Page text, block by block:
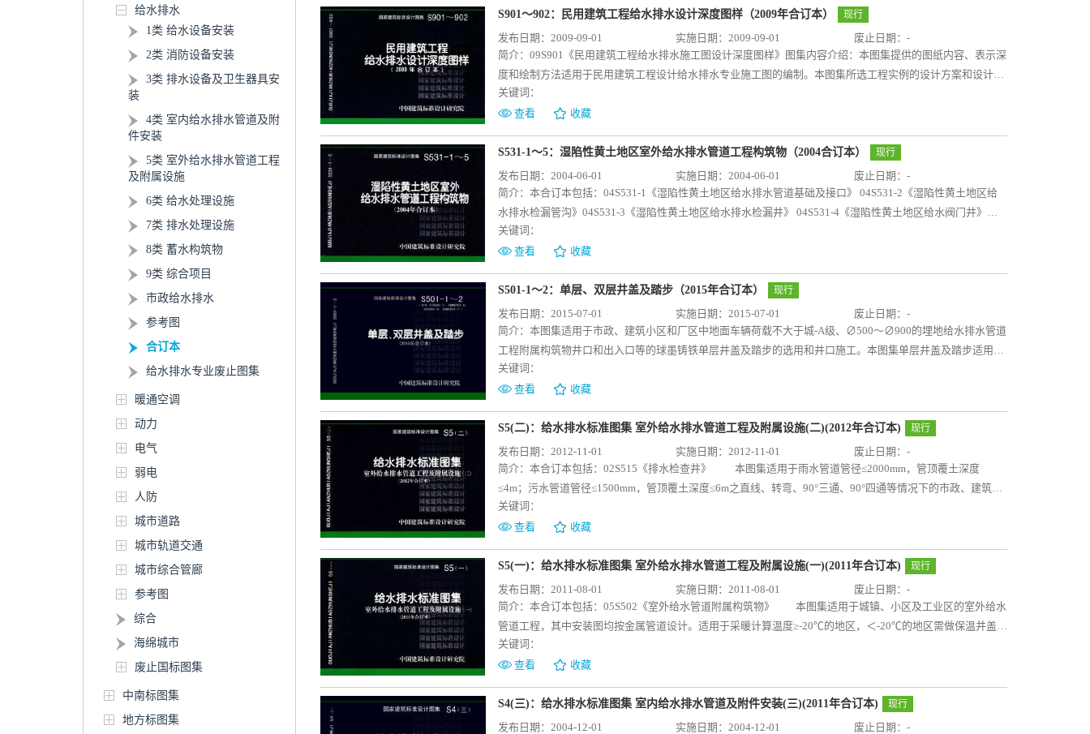
给水排水
1类 给水设备安装
2类 消防设备安装
3类 排水设备及卫生器具安
装
4类 室内给水排水管道及附
件安装
5类 室外给水排水管道工程
及附属设施
6类 给水处理设施
7类 排水处理设施
8类 蓄水构筑物
9类 综合项目
市政给水排水
参考图
合订本
给水排水专业废止图集
暖通空调
动力
电气
弱电
人防
城市道路
城市轨道交通
城市综合管廊
参考图
综合
海绵城市
废止国标图集
中南标图集
地方标图集
S901～902：民用建筑工程给水排水设计深度图样（2009年合订本） 现行
发布日期：2009-09-01 实施日期：2009-09-01
废止日期：-
简介： 09S901《民用建筑工程给水排水施工图设计深度图样》图集内容介绍：本图集提供的图纸内容、表示深
度和绘制方法适用于民用建筑工程设计给水排水专业施工图的编制。本图集所选工程实例的设计方案和设计参
数，不得作为其他工程的依据。图集主要包括“单体建筑给水排水施工图”和“总图给水排水施工图”两部分实例
图样，详细介绍了民用建筑工程给水排水施工图的表示深度和绘制方法。为便于使用者理解，对有关的深度规
定和制图标准条文进行了摘录，并通过补充说明对施工图编制提出了补充要求和应该注意的问题。
09S902《民用建筑工程给水排水初步设计深度图样》图集内容介绍：本图集提供的文件内容、表示深度和绘制
方法适用于民用建筑工程给水排水专业初步设计文件的编制。本图集所选工程实例的设计方案和设计参数等，
不得作为其他工程设计的依据。图集主要包括“单体建筑给水排水初步设计”和“总图给水排水初步设计”两部分
实例图样，详细介绍了民用建筑工程给水排水初步设计的表示深度和绘制方法。为便于使用者理解，对有关的
深度规定和制图标准条文进行了摘录，并通过补充说明对初步设计编制提出了补充要求和应该注意的问
题。
关键词：
查看
收藏
S531-1～5：湿陷性黄土地区室外给水排水管道工程构筑物（2004合订本） 现行
发布日期：2004-06-01 实施日期：2004-06-01
废止日期：-
简介： 本合订本包括：04S531-1《湿陷性黄土地区给水排水管道基础及接口》 04S531-2《湿陷性黄土地区给
水排水检漏管沟》04S531-3《湿陷性黄土地区给水排水检漏井》 04S531-4《湿陷性黄土地区给水阀门井》
04S531-5《湿陷性黄土地区排水检查井》 S531-1～5《 湿陷性黄土地区室外给水排水管道工程构筑物
（2004合订本）》本图集适用于抗震设防烈度8度及8度以下的湿陷性黄土地区室外埋地给水排水管道工程，不
适用于有地下水的地基。主要内容包括直接埋地给水排水管道基础及接口，给水排水检漏管沟，给水排水检漏
井，给水阀门井和排水检查井等做法。其中，砖砌检漏井、砖砌给水阀门井、砖砌排水检查井用于非自重湿陷
性黄土场地，钢筋混凝土检漏井、钢筋混凝土给水阀门井、钢筋混凝土排水检查井用于非自重及自重湿陷性黄
土场地。本图集主要针对湿陷性黄土地区埋地给水排水管道工程编制，实用性强，对设计和施工具有较好的指
导作用。
关键词：
查看
收藏
S501-1～2：单层、双层井盖及踏步（2015年合订本） 现行
发布日期：2015-07-01 实施日期：2015-07-01
废止日期：-
简介： 本图集适用于市政、建筑小区和厂区中地面车辆荷载不大于城-A级、∅500～∅900的埋地给水排水管道
工程附属构筑物井口和出入口等的球墨铸铁单层井盖及踏步的选用和井口施工。本图集单层井盖及踏步适用于
砖砌、钢筋混凝土、混凝土模块等刚性材料井筒，单层井盖亦适用于塑料井筒。主要内容包括：敷设在绿地
内、铺装路面、沥青路面、混凝土路面等场所的球墨铸铁单层井盖的井座及井盖安装图、井座配筋图和铸铁踏
步安装图及球墨铸铁井盖及井座典型外形图。本图集根据检查井盖国家产品标准对97S501-1《井盖及踏步》进
行修编，取消了井盖加工图，增加了多种敷设场地球墨铸铁单层井盖的安装图，为满足广场等美观要求较高的
敷设检查井盖场所，增加了装饰井盖安装图，更好地指导井盖安装的设计和施工。本图集适用于市政、建筑小
区和厂区中地面荷载不大于城-A级、∅500～∅900有防护或保温要求的埋地给水排水管道工程附属构筑物井口
和出入口等的双层井盖的选用和施工。本图集中子盖用于检查井盖有意外缺失风险时、检查井室有保温需要
（用于给水管网）时和维护检修时。主要内容包括：玻璃钢子盖和钢格栅子盖的外形图及尺寸、双层井盖及保
温井口安装图、木质保温井盖大样图等。本图集是对14S501-1《球墨铸铁单层井盖及踏步施工》的补充，应与
关键词：
查看
收藏
S5(二)：给水排水标准图集 室外给水排水管道工程及附属设施(二)(2012年合订本) 现行
发布日期：2012-11-01 实施日期：2012-11-01
废止日期：-
简介： 本合订本包括：02S515《排水检查井》 本图集适用于雨水管道管径≤2000mm，管顶覆土深度
≤4m；污水管道管径≤1500mm，管顶覆土深度≤6m之直线、转弯、90°三通、90°四通等情况下的市政、建筑小
区、工业企业、民用建筑室外雨污水管道工程。主要内容包括圆形、矩形、扇形的砖砌、混凝土排水检查井，
以及小方形井、跌水井、污水闸槽井、沉泥井、耐腐蚀检查井等构筑物做法。图集提供了完整的检查井施工
图，施工时可直接选用。 04S516《混凝土排水管道基础及接口》 本图集适用于开槽法施工采用沙石
基础（土弧基础）、混凝土基础和顶进法施工（顶管）的室外埋地雨水、污水及合流等重力流无压混凝土排水
管管道工程。主要内容包括圆形混凝土雨、污水排水管道的基础及接口的做法。图集对设计原则、选用条件、
施工要求等也作了详细介绍，本图集在施工时可根据现场情况选用并按图施工。 04S520《埋地塑料排水
管道施工》 本图集适用于市政、住宅小区、工业企业和民用建筑，管径系列范围为150mm～1200mm，管
顶覆土深度≤8m，排入管道的水温不大于40℃，一般土质条件下的埋地塑料排水管道施工。主要内容包括PVC-
U双壁波纹管、PVC-U加筋管、PVC-U平壁管、PVC-U钢塑复合管、双壁波纹管、PE缠绕结构壁管、PE钢塑复
施工时可直接选用。05S518 《 雨水口》 本图集适用于非抗震设计、抗震设防烈度为8度及8度以下地区的
室外排水工程。本图集雨水口适用于混凝土雨水管。主要内容包括砖砌雨水口铸铁井圈、砖砌雨水口混凝土井
关键词：
查看
收藏
S5(一)：给水排水标准图集 室外给水排水管道工程及附属设施(一)(2011年合订本) 现行
发布日期：2011-08-01 实施日期：2011-08-01
废止日期：-
简介： 本合订本包括：05S502《室外给水管道附属构筑物》 本图集适用于城镇、小区及工业区的室外给水
管道工程，其中安装图均按金属管道设计。适用于采暖计算温度≥-20℃的地区，＜-20℃的地区需做保温井盖。
适用于抗震设防烈度为8度及8度以下地区。主要内容包括立式阀门井及安装、蝶阀井及安装、水表井及安装、
排气阀井和排泥湿井及安装。结构型式主要分为砖砌圆形井和钢筋混凝土矩形井两种。图集对结构设计、荷载
条件、地基处理、施工验收也作了介绍，便于施工选用。05S506-1《自承式平直形架空钢管》 本图集适用
于管径为DN300～1800mm十三个规格、工作压力≤1.0MPa的室外给排水自承式平直形架空钢管的厚度选择、
允许跨度、支承点力学计算值、支座做法和支墩设计例题。06S506-2 《自承式圆弧形架空钢管》 本图集
关键词：
查看
收藏
S4(三)：给水排水标准图集 室内给水排水管道及附件安装(三)(2011年合订本) 现行
发布日期：2004-12-01 实施日期：2004-12-01
废止日期：-